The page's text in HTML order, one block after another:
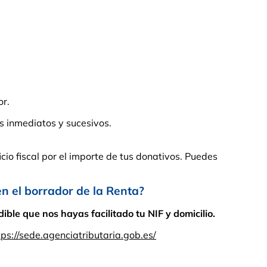
inmediatos y sucesivos.
fiscal por el importe de tus donativos. Puedes
el borrador de la Renta?
que nos hayas facilitado tu NIF y domicilio.
sede.agenciatributaria.gob.es/